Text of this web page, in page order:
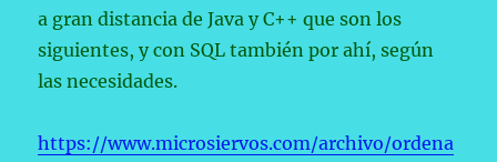
a gran distancia de Java y C++ que son los
siguientes, y con SQL también por ahí, según
las necesidades.
https://www.microsiervos.com/archivo/ordena